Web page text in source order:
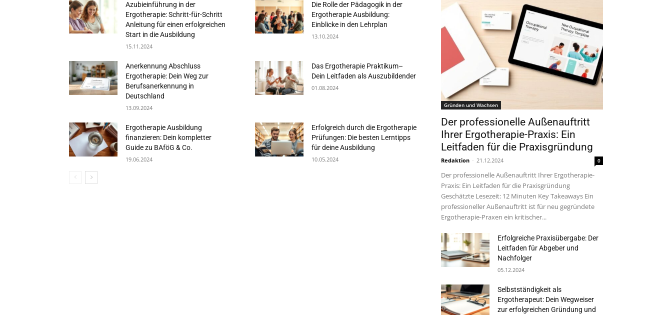
Azubieinführung in der
Ergotherapie: Schritt-für-Schritt
Anleitung für einen erfolgreichen
Start in die Ausbildung
15.11.2024
Die Rolle der Pädagogik in der
Ergotherapie Ausbildung:
Einblicke in den Lehrplan
13.10.2024
Anerkennung Abschluss
Ergotherapie: Dein Weg zur
Berufsanerkennung in
Deutschland
13.09.2024
Das Ergotherapie Praktikum–
Dein Leitfaden als Auszubildender
01.08.2024
Ergotherapie Ausbildung
finanzieren: Dein kompletter
Guide zu BAföG & Co.
19.06.2024
Erfolgreich durch die Ergotherapie
Prüfungen: Die besten Lerntipps
für deine Ausbildung
10.05.2024
Gründen und Wachsen
Der professionelle Außenauftritt
Ihrer Ergotherapie-Praxis: Ein
Leitfaden für die Praxisgründung
Redaktion - 21.12.2024 0
Der professionelle Außenauftritt Ihrer Ergotherapie-
Praxis: Ein Leitfaden für die Praxisgründung
Geschätzte Lesezeit: 12 Minuten Key Takeaways Ein
professioneller Außenauftritt ist für neu gegründete
Ergotherapie-Praxen ein kritischer...
Erfolgreiche Praxisübergabe: Der
Leitfaden für Abgeber und
Nachfolger
05.12.2024
Selbstständigkeit als
Ergotherapeut: Dein Wegweiser
zur erfolgreichen Gründung und